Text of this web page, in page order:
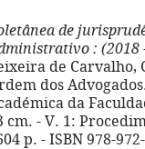
de
: (2018
de Carvalho,
dos
da
cm. - V. 1:
p. - ISBN 978-